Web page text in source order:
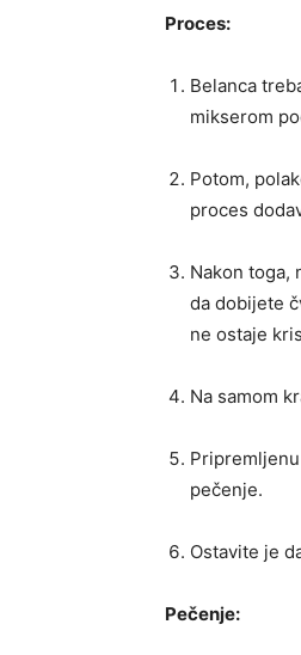
Proces:
Belanca
mikserom
Potom,
proces
Nakon toga,
da dobijete
ne ostaje
Na samom
pečenje.
Ostavite je
Pečenje: